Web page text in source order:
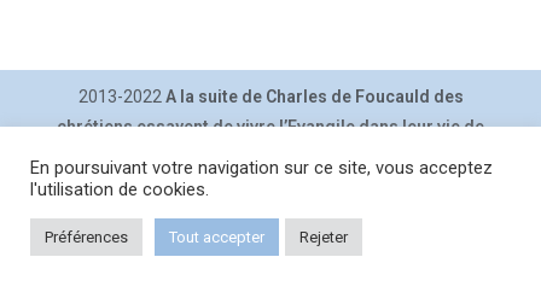
2013-2022 A la suite de Charles de Foucauld des
chrétiens essayent de vivre l’Evangile dans leur vie de
tous les jours.
Contact|Inscription lettre
Politique de confidentialité |Connexion
En poursuivant votre navigation sur ce site, vous acceptez
l'utilisation de cookies.
Préférences Tout accepter Rejeter